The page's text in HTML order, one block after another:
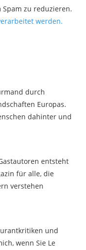
Spam zu reduzieren.
werden.
durch
Europas.
dahinter und
entsteht
für alle, die
verstehen
und
wenn Sie Le